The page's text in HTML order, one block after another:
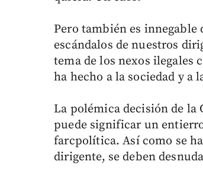
Pero también es
escándalos de nuestros
tema de los nexos ilegales
ha hecho a la sociedad y a
La polémica decisión de la
puede significar un
farcpolítica. Así como se
dirigente, se deben